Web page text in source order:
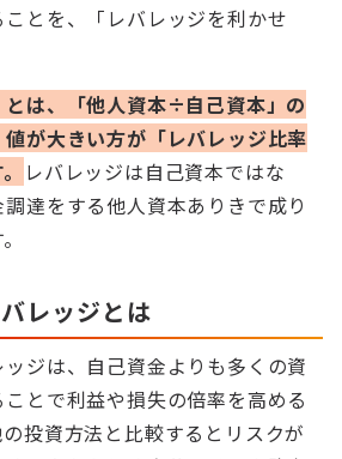
とを、「レバレッジを利かせ
とは、「他人資本÷自己資本」の
が大きい方が「レバレッジ比率
レバレッジは自己資本ではな
達をする他人資本ありきで成り
レッジとは
ジは、自己資金よりも多くの資
とで利益や損失の倍率を高める
投資方法と比較するとリスクが